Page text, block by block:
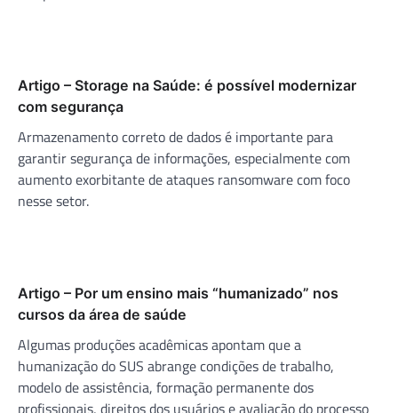
Artigo – Storage na Saúde: é possível modernizar
com segurança
Armazenamento correto de dados é importante para
garantir segurança de informações, especialmente com
aumento exorbitante de ataques ransomware com foco
nesse setor.
Artigo – Por um ensino mais “humanizado” nos
cursos da área de saúde
Algumas produções acadêmicas apontam que a
humanização do SUS abrange condições de trabalho,
modelo de assistência, formação permanente dos
profissionais, direitos dos usuários e avaliação do processo